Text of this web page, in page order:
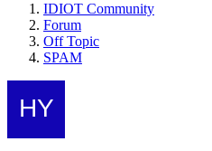
IDIOT Community
Forum
Off Topic
SPAM